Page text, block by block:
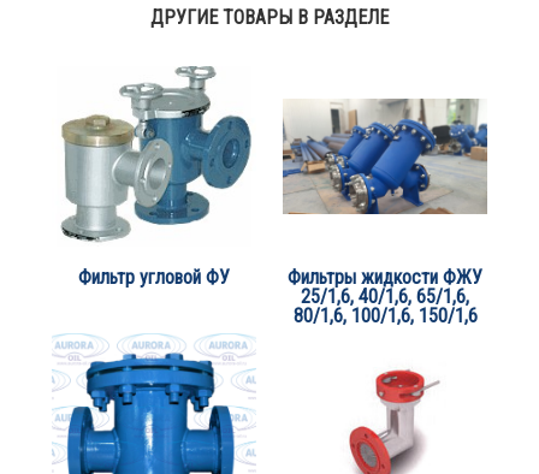
ДРУГИЕ ТОВАРЫ В РАЗДЕЛЕ
Фильтр угловой ФУ
Фильтры жидкости ФЖУ
25/1,6, 40/1,6, 65/1,6,
80/1,6, 100/1,6, 150/1,6